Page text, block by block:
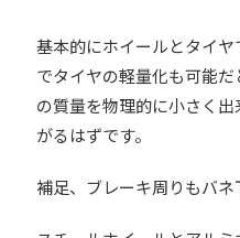
基本的にホイールとタイ
でタイヤの軽量化も可能
の質量を物理的に小さく
がるはずです。
補足、ブレーキ周りもバネ